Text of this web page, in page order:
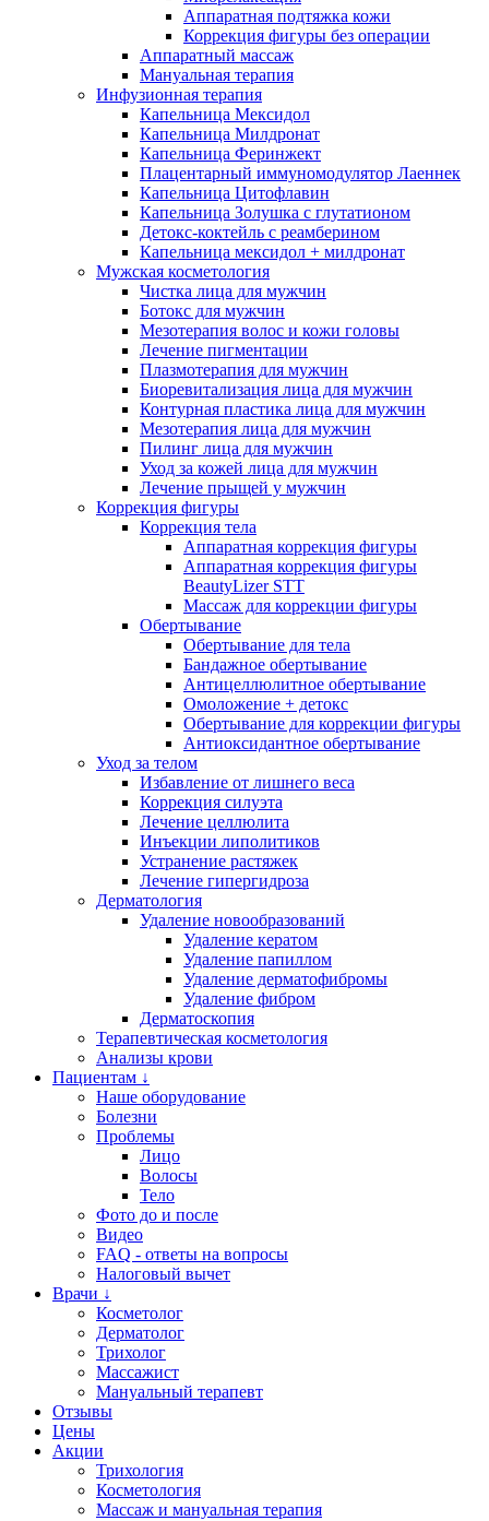
Аппаратная подтяжка кожи
Коррекция фигуры без операции
Аппаратный массаж
Мануальная терапия
Инфузионная терапия
Капельница Мексидол
Капельница Милдронат
Капельница Феринжект
Плацентарный иммуномодулятор Лаеннек
Капельница Цитофлавин
Капельница Золушка с глутатионом
Детокс-коктейль с реамберином
Капельница мексидол + милдронат
Мужская косметология
Чистка лица для мужчин
Ботокс для мужчин
Мезотерапия волос и кожи головы
Лечение пигментации
Плазмотерапия для мужчин
Биоревитализация лица для мужчин
Контурная пластика лица для мужчин
Мезотерапия лица для мужчин
Пилинг лица для мужчин
Уход за кожей лица для мужчин
Лечение прыщей у мужчин
Коррекция фигуры
Коррекция тела
Аппаратная коррекция фигуры
Аппаратная коррекция фигуры
BeautyLizer STT
Массаж для коррекции фигуры
Обертывание
Обертывание для тела
Бандажное обертывание
Антицеллюлитное обертывание
Омоложение + детокс
Обертывание для коррекции фигуры
Антиоксидантное обертывание
Уход за телом
Избавление от лишнего веса
Коррекция силуэта
Лечение целлюлита
Инъекции липолитиков
Устранение растяжек
Лечение гипергидроза
Дерматология
Удаление новообразований
Удаление кератом
Удаление папиллом
Удаление дерматофибромы
Удаление фибром
Дерматоскопия
Терапевтическая косметология
Анализы крови
Пациентам ↓
Наше оборудование
Болезни
Проблемы
Лицо
Волосы
Тело
Фото до и после
Видео
FAQ - ответы на вопросы
Налоговый вычет
Врачи ↓
Косметолог
Дерматолог
Трихолог
Массажист
Мануальный терапевт
Отзывы
Цены
Акции
Трихология
Косметология
Массаж и мануальная терапия